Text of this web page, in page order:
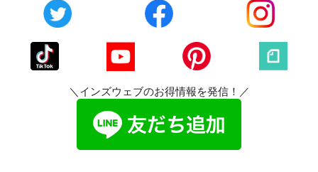
＼インズウェブのお得情報を発信！／